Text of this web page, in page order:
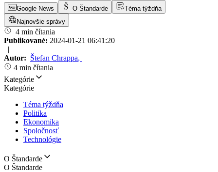
Google News O Štandarde
Téma týždňa
Najnovšie správy
4 min čítania
Publikované: 2024-01-21 06:41:20
|
Autor: Štefan Chrappa,
4 min čítania
Kategórie
Kategórie
Téma týždňa
Politika
Ekonomika
Spoločnosť
Technológie
O Štandarde
O Štandarde